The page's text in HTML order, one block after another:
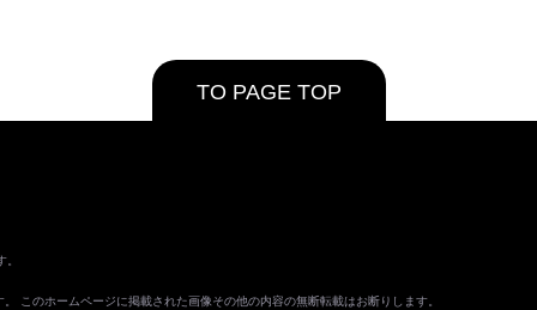
TO PAGE TOP
このホームページに掲載された画像その他の内容の無断転載はお断りします。